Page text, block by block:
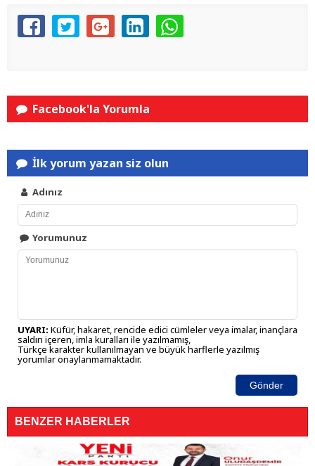
Facebook'la Yorumla
İlk yorum yazan siz olun
Adınız
Yorumunuz
UYARI: Küfür, hakaret, rencide edici cümleler veya imalar, inançlara
saldırı içeren, imla kuralları ile yazılmamış,
Türkçe karakter kullanılmayan ve büyük harflerle yazılmış
yorumlar onaylanmamaktadır.
Gönder
BENZER HABERLER